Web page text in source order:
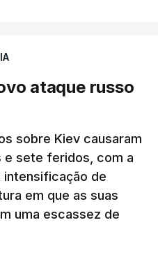
comandantes
de tarifas até 500%
ELEMENT
NESTE
ataque russo
sobre Kiev causaram
sete feridos, com a
intensificação de
em que as suas
uma escassez de